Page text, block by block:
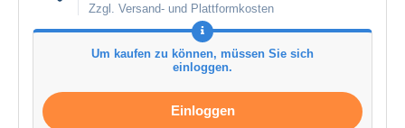
Zzgl. Versand- und Plattformkosten
Um kaufen zu können, müssen Sie sich
einloggen.
Einloggen